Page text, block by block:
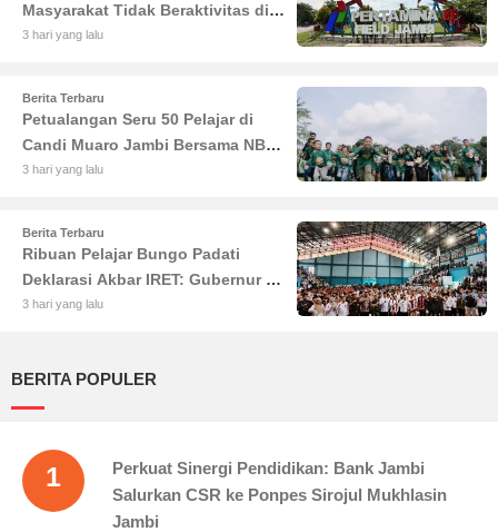
Masyarakat Tidak Beraktivitas di
Atas Jalur Pipa Migas Demi
3 hari yang lalu
Berita Terbaru
Petualangan Seru 50 Pelajar di
Candi Muaro Jambi Bersama NBT
Coal Group
3 hari yang lalu
Berita Terbaru
Ribuan Pelajar Bungo Padati
Deklarasi Akbar IRET: Gubernur Al
Haris Sentil Bahaya Judi Online
3 hari yang lalu
BERITA POPULER
1
Perkuat Sinergi Pendidikan: Bank Jambi
Salurkan CSR ke Ponpes Sirojul Mukhlasin
Jambi